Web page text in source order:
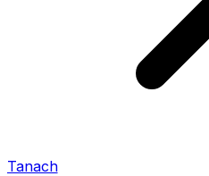
Tanach